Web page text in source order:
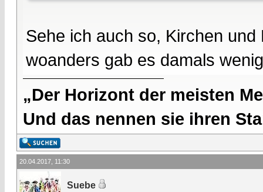
Sehe ich auch so, Kirchen
woanders gab es damals
„Der Horizont der meisten
Und das nennen sie ihren
20.04.2017, 11:30
Suebe